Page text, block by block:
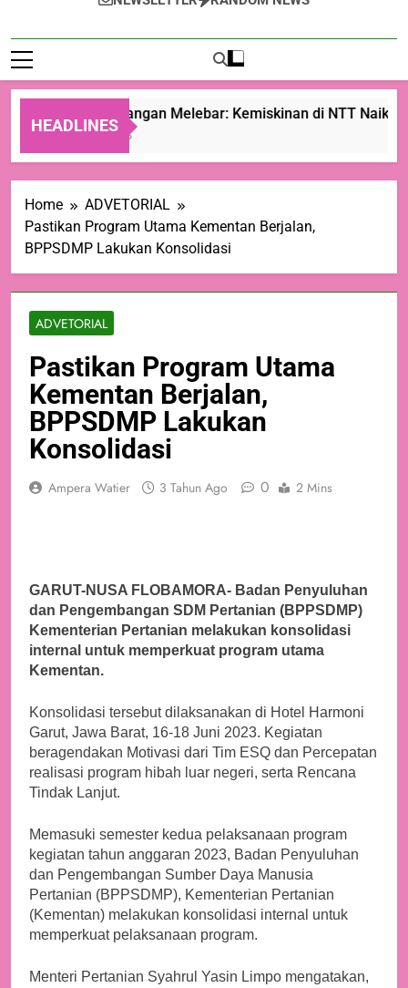
HEADLINES
Ketimpangan Melebar: Kemiskinan di NTT Naik
1 Hari Ago
Home
ADVETORIAL
Pastikan Program Utama Kementan Berjalan,
BPPSDMP Lakukan Konsolidasi
ADVETORIAL
Pastikan Program Utama
Kementan Berjalan,
BPPSDMP Lakukan
Konsolidasi
Ampera Watier 3 Tahun Ago 0 2 Mins
GARUT-NUSA FLOBAMORA- Badan Penyuluhan
dan Pengembangan SDM Pertanian (BPPSDMP)
Kementerian Pertanian melakukan konsolidasi
internal untuk memperkuat program utama
Kementan.
Konsolidasi tersebut dilaksanakan di Hotel Harmoni
Garut, Jawa Barat, 16-18 Juni 2023. Kegiatan
beragendakan Motivasi dari Tim ESQ dan Percepatan
realisasi program hibah luar negeri, serta Rencana
Tindak Lanjut.
Memasuki semester kedua pelaksanaan program
kegiatan tahun anggaran 2023, Badan Penyuluhan
dan Pengembangan Sumber Daya Manusia
Pertanian (BPPSDMP), Kementerian Pertanian
(Kementan) melakukan konsolidasi internal untuk
memperkuat pelaksanaan program.
Menteri Pertanian Syahrul Yasin Limpo mengatakan,